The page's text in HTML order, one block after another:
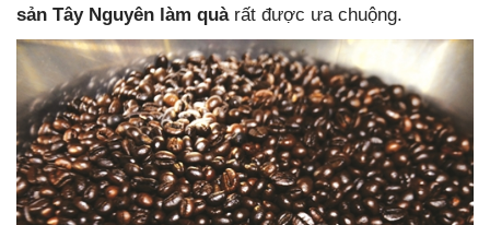
sản Tây Nguyên làm quàrất được ưa chuộng.